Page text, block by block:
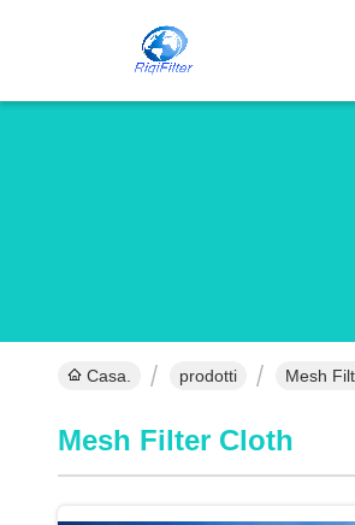
Casa. prodotti Mesh
Mesh Filter Cloth